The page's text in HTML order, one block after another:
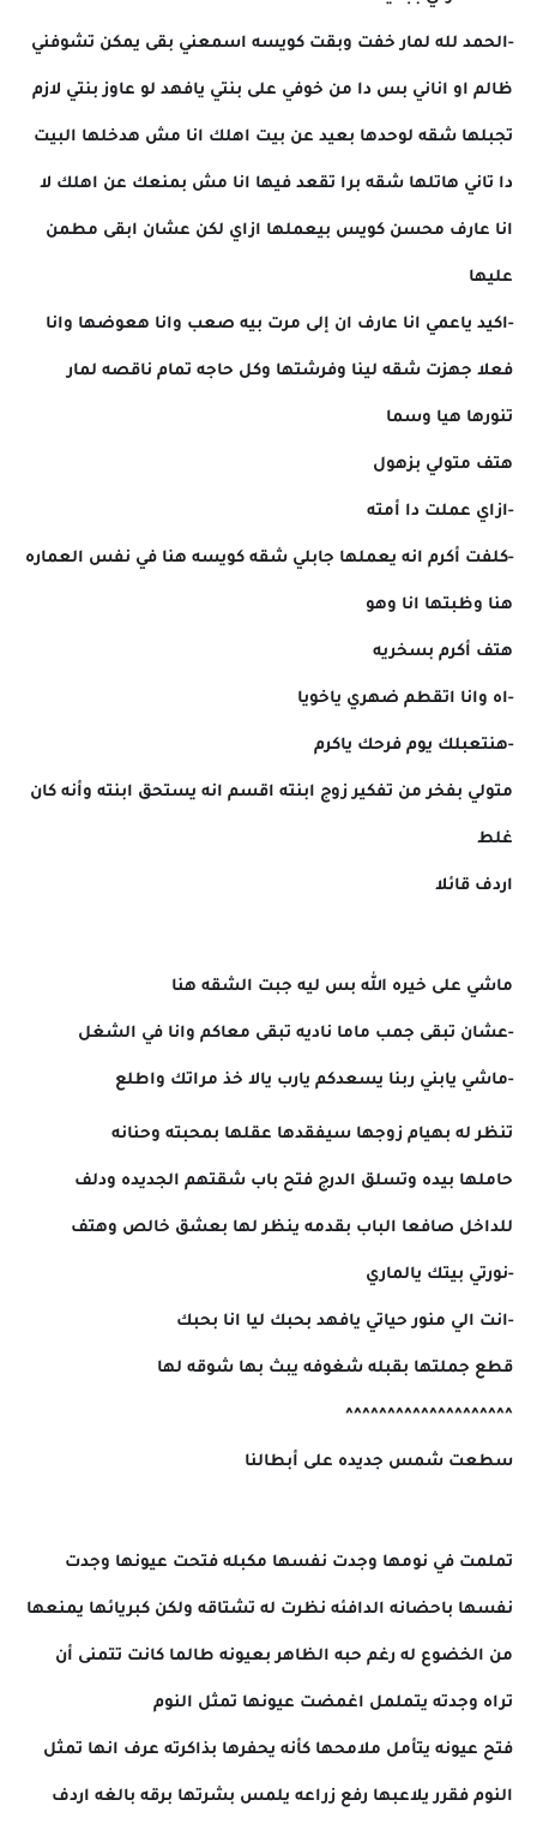
-الحمد لله لمار خفت وبقت كويسه اسمعني بقى يمكن تشوفني
ظالم او اناني بس دا من خوفي على بنتي يافهد لو عاوز بنتي لازم
تجبلها شقه لوحدها بعيد عن بيت اهلك انا مش هدخلها البيت
دا تاني هاتلها شقه برا تقعد فيها انا مش بمنعك عن اهلك لا
انا عارف محسن كويس بيعملها ازاي لكن عشان ابقى مطمن
عليها
-اكيد ياعمي انا عارف ان إلى مرت بيه صعب وانا هعوضها وانا
فعلا جهزت شقه لينا وفرشتها وكل حاجه تمام ناقصه لمار
تنورها هيا وسما
هتف متولي بزهول
-ازاي عملت دا أمته
-كلفت أكرم انه يعملها جابلي شقه كويسه هنا في نفس العماره
هنا وظبتها انا وهو
هتف أكرم بسخريه
-اه وانا اتقطم ضهري ياخويا
-هنتعبلك يوم فرحك ياكرم
متولي بفخر من تفكير زوج ابنته اقسم انه يستحق ابنته وأنه كان
غلط
اردف قائلا
ماشي على خيره الله بس ليه جبت الشقه هنا
-عشان تبقى جمب ماما ناديه تبقى معاكم وانا في الشغل
-ماشي يابني ربنا يسعدكم يارب يالا خذ مراتك واطلع
تنظر له بهيام زوجها سيفقدها عقلها بمحبته وحنانه
حاملها بيده وتسلق الدرج فتح باب شقتهم الجديده ودلف
للداخل صافعا الباب بقدمه ينظر لها بعشق خالص وهتف
-نورتي بيتك يالماري
-انت الي منور حياتي يافهد بحبك ليا انا بحبك
قطع جملتها بقبله شغوفه يبث بها شوقه لها
^^^^^^^^^^^^^^^^^^^^
سطعت شمس جديده على أبطالنا
تملمت في نومها وجدت نفسها مكبله فتحت عيونها وجدت
نفسها باحضانه الدافئه نظرت له تشتاقه ولكن كبريائها يمنعها
من الخضوع له رغم حبه الظاهر بعيونه طالما كانت تتمنى أن
تراه وجدته يتململ اغمضت عيونها تمثل النوم
فتح عيونه يتأمل ملامحها كأنه يحفرها بذاكرته عرف انها تمثل
النوم فقرر يلاعبها رفع زراعه يلمس بشرتها برقه بالغه اردف